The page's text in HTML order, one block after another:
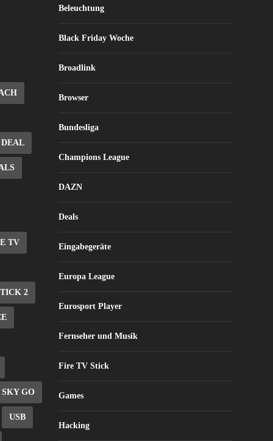
DEAL
TV
2
SKY GO
USB
Beleuchtung
Black Friday Woche
Broadlink
Browser
Bundesliga
Champions League
DAZN
Deals
Eingabegeräte
Europa League
Eurosport Player
Fernseher und Musik
Fire TV Stick
Games
Hacking